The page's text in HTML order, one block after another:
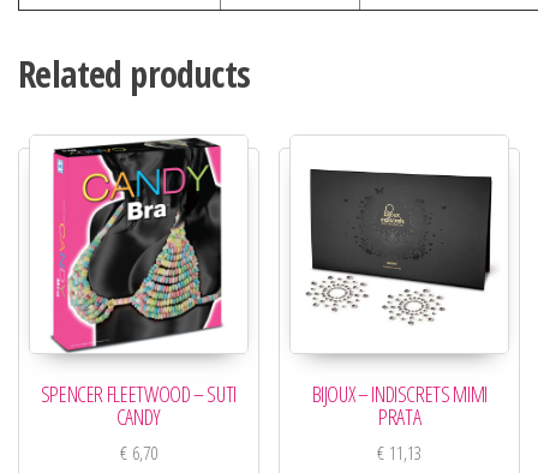
Related products
SPENCER FLEETWOOD – SUTI
CANDY
€6,70
BIJOUX – INDISCRETS MIMI
PRATA
€ 11,13